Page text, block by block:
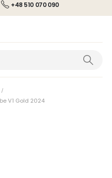
+48 510 070 090
V1 Gold 2024